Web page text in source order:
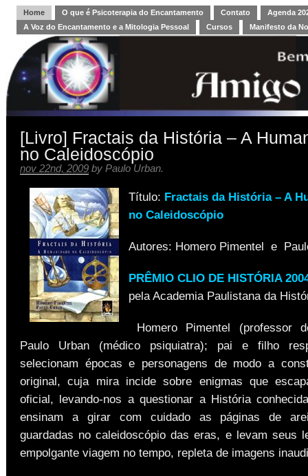
Home O que é Psicoterapia do Encantamento Contato
Agenda
A Voz do Encantamento e a Mitologia Pessoal
Cursos Manifesto da
[Livro] Fractais da História – A
no Caleidoscópio
nov 22nd, 2009 by Paulo Urban.
Título: Fractais da História – A
no Caleidoscópio
Autores: Homero Pimentel e
PRÊMIO CLIO DE HISTÓRIA
pela Academia Paulistana da
Homero Pimentel (professor
Paulo Urban (médico psiquiatra); pai e filho
selecionam épocas e personagens de modo a
original, cuja mira incide sobre enigmas que
oficial, levando-nos a questionar a História
ensinam a girar com cuidado as páginas de
guardadas no caleidoscópio das eras, e levam seus
empolgante viagem no tempo, repleta de imagens